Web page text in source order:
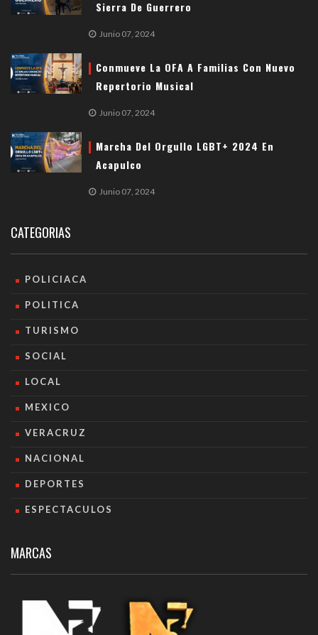
Sierra De Guerrero
Junio 07, 2024
Conmueve La OFA A Familias Con Nuevo
Repertorio Musical
Junio 07, 2024
Marcha Del Orgullo LGBT+ 2024 En
Acapulco
Junio 07, 2024
CATEGORIAS
POLICIACA
POLITICA
TURISMO
SOCIAL
LOCAL
MEXICO
VERACRUZ
NACIONAL
DEPORTES
ESPECTACULOS
MARCAS